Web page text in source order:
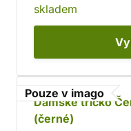
skladem
Pouze v imago
Dámské tričko
(černé)